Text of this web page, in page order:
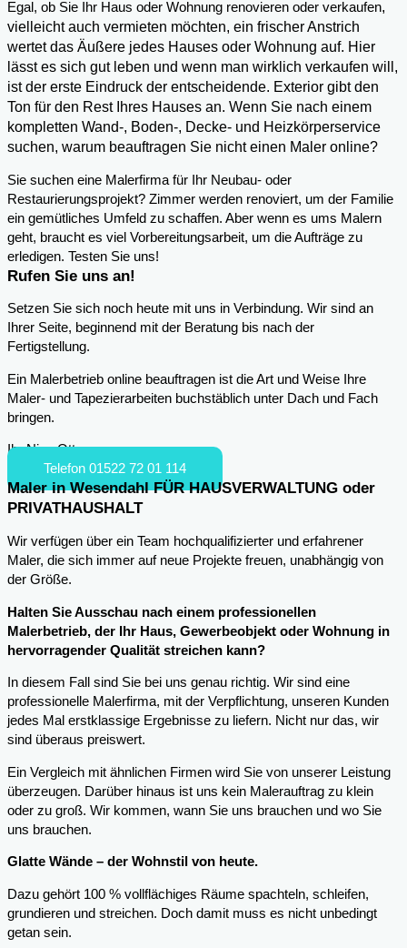
Egal, ob Sie Ihr Haus oder Wohnung renovieren oder verkaufen,
vielleicht auch vermieten möchten, ein frischer Anstrich
wertet das Äußere jedes Hauses oder Wohnung auf. Hier
lässt es sich gut leben und wenn man wirklich verkaufen will,
ist der erste Eindruck der entscheidende. Exterior gibt den
Ton für den Rest Ihres Hauses an. Wenn Sie nach einem
kompletten Wand-, Boden-, Decke- und Heizkörperservice
suchen, warum beauftragen Sie nicht einen Maler online?
Sie suchen eine Malerfirma für Ihr Neubau- oder
Restaurierungsprojekt? Zimmer werden renoviert, um der Familie
ein gemütliches Umfeld zu schaffen. Aber wenn es ums Malern
geht, braucht es viel Vorbereitungsarbeit, um die Aufträge zu
erledigen. Testen Sie uns!
Rufen Sie uns an!
Setzen Sie sich noch heute mit uns in Verbindung. Wir sind an
Ihrer Seite, beginnend mit der Beratung bis nach der
Fertigstellung.
Ein Malerbetrieb online beauftragen ist die Art und Weise Ihre
Maler- und Tapezierarbeiten buchstäblich unter Dach und Fach
bringen.
Ihr Nico Otto
Telefon 01522 72 01 114
Maler in Wesendahl FÜR HAUSVERWALTUNG oder
PRIVATHAUSHALT
Wir verfügen über ein Team hochqualifizierter und erfahrener
Maler, die sich immer auf neue Projekte freuen, unabhängig von
der Größe.
Halten Sie Ausschau nach einem professionellen
Malerbetrieb, der Ihr Haus, Gewerbeobjekt oder Wohnung in
hervorragender Qualität streichen kann?
In diesem Fall sind Sie bei uns genau richtig. Wir sind eine
professionelle Malerfirma, mit der Verpflichtung, unseren Kunden
jedes Mal erstklassige Ergebnisse zu liefern. Nicht nur das, wir
sind überaus preiswert.
Ein Vergleich mit ähnlichen Firmen wird Sie von unserer Leistung
überzeugen. Darüber hinaus ist uns kein Malerauftrag zu klein
oder zu groß. Wir kommen, wann Sie uns brauchen und wo Sie
uns brauchen.
Glatte Wände – der Wohnstil von heute.
Dazu gehört 100 % vollflächiges Räume spachteln, schleifen,
grundieren und streichen. Doch damit muss es nicht unbedingt
getan sein.